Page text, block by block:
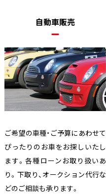
自動車販売
ご希望の車種・ご予算にあわせて
ぴったりのお車をお探しいたし
ます。各種ローンお取り扱いあ
り。下取り、オークション代行な
どのご相談も承ります。